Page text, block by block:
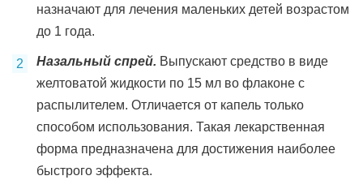
назначают для лечения маленьких детей возрастом
до 1 года.
Назальный спрей. Выпускают средство в виде
желтоватой жидкости по 15 мл во флаконе с
распылителем. Отличается от капель только
способом использования. Такая лекарственная
форма предназначена для достижения наиболее
быстрого эффекта.